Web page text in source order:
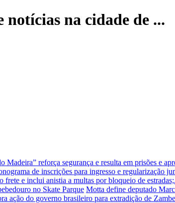
na cidade de ...
Madeira” reforça segurança e resulta em prisões e
de inscrições para ingresso e regularização
frete e inclui anistia a multas por bloqueio de
no Skate Parque Motta define deputado
ação do governo brasileiro para extradição de